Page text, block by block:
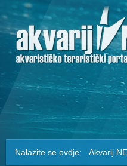
Nalazite se ovdje: